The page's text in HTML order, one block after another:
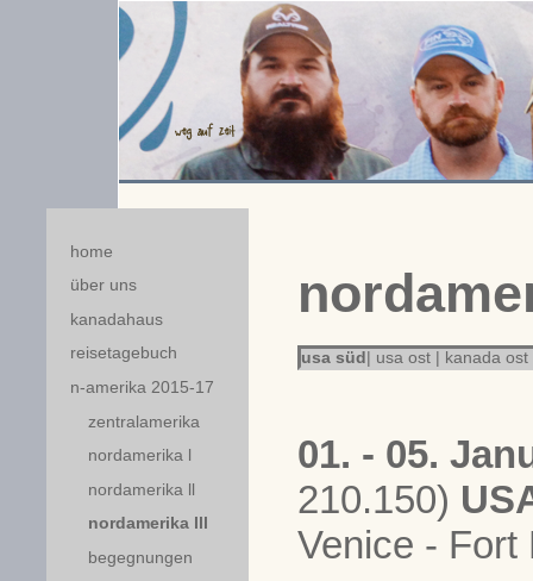
home
über uns
kanadahaus
reisetagebuch
n-amerika 2015-17
zentralamerika
nordamerika l
nordamerika ll
nordamerika lll
begegnungen
usa süd usa ost kanada ost
01. - 05.
210.150)
Venice - Fort